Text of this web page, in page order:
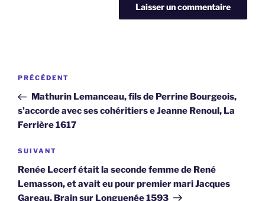
Navigation
l’article
Article
précédent
PRÉCÉDENT
Mathurin Lemanceau, fils de Perrine Bourgeois,
s’accorde avec ses cohéritiers e Jeanne Renoul, La
Ferrière 1617
Article
suivant
SUIVANT
Renée Lecerf était la seconde femme de René
Lemasson, et avait eu pour premier mari Jacques
Gareau, Brain sur Longuenée 1593